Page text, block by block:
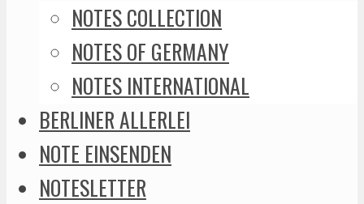
NOTES COLLECTION
NOTES OF GERMANY
NOTES INTERNATIONAL
BERLINER ALLERLEI
NOTE EINSENDEN
NOTESLETTER